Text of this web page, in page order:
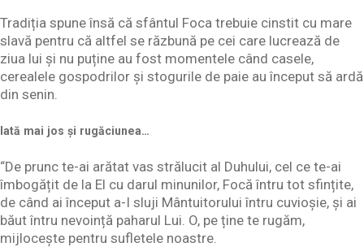
Tradiția spune însă că sfântul Foca trebuie cinstit cu mare
slavă pentru că altfel se răzbună pe cei care lucrează de
ziua lui și nu puține au fost momentele când casele,
cerealele gospodrilor și stogurile de paie au început să ardă
din senin.
Iată mai jos și rugăciunea…
“De prunc te-ai arătat vas strălucit al Duhului, cel ce te-ai
îmbogățit de la El cu darul minunilor, Focă întru tot sfințite,
de când ai început a-I sluji Mântuitorului întru cuvioșie, și ai
băut întru nevoință paharul Lui. O, pe ține te rugăm,
mijlocește pentru sufletele noastre.